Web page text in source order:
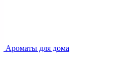
Ароматы для дома